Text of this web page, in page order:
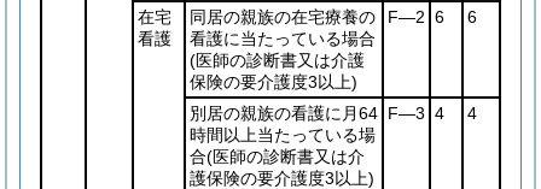
在宅
看護
同居の親族の在宅療養の
看護に当たっている場合
(医師の診断書又は介護
保険の要介護度3以上)
F―2 6 6
別居の親族の看護に月64
時間以上当たっている場
合(医師の診断書又は介
護保険の要介護度3以上)
F―3 4 4